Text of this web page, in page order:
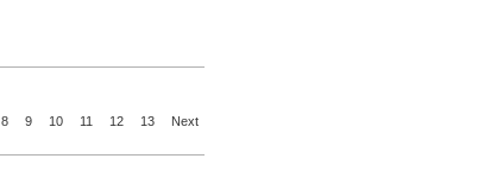
8 9 10 11 12 13 Next